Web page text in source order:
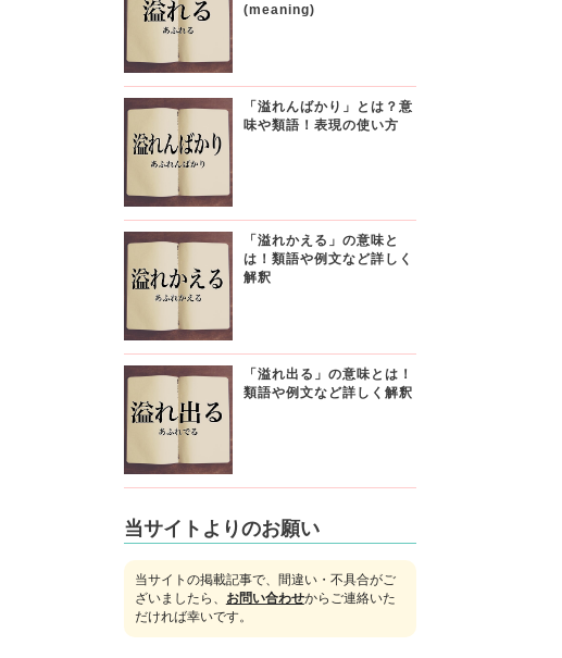
(meaning)
「溢れんばかり」とは？意
味や類語！表現の使い方
「溢れかえる」の意味と
は！類語や例文など詳しく
解釈
「溢れ出る」の意味とは！
類語や例文など詳しく解釈
当サイトよりのお願い
当サイトの掲載記事で、間違い・不具合がご
ざいましたら、 お問い合わせからご連絡いた
だければ幸いです。